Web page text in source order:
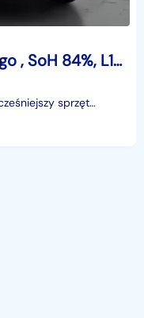
Citroen Berlingo II e-Berlingo , SoH 84%, L1H1, 3m3, 3 Miejsca, 2 EU palet
sprzęt
przeprowadzają